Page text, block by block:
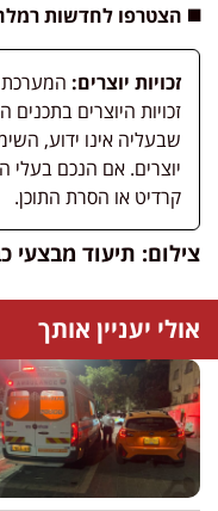
◼️ הצטרפו לחדשות
זכויות יוצרים: המערכת
זכויות היוצרים
יוצרים. אם הנכם בעלי
קרדיט או הסרת התוכן.
צילום: תיעוד מבצעי
אולי יעניין אותך